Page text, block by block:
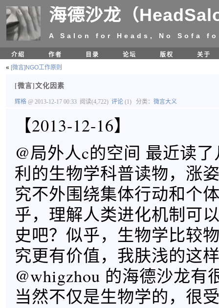
海德沙龙（
A Salon for Heads, No Sofa
介绍 作者 目录 论坛 版权
关于
« [微言]NGO工作原则
[微言]文化因素
辉格 @ 2013-12-17 00:33 阅读(4,722) 评论 (1) 分类： 微言大义
【2013-12-16】
@局外人c的空间 最近读
利的生物学科普读物，涨
究不外围绕集体行动和个
乎，理解人类进化机制可
史吧？似乎，生物学比较
究更有价值，我肤浅的这
@whigzhou 的海德沙龙有
当然不仅是生物学的，很